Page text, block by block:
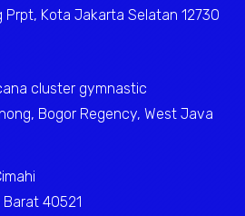
Prpt, Kota Jakarta Selatan 12730
cluster gymnastic
Bogor Regency, West Java
40521